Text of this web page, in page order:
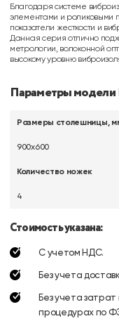
Благодаря системе
элементами и роликовыми
показатели жесткости и
Данная серия отлично
метрологии, волоконной
высокому уровню
Параметры
Размеры столешницы,
900х600
Количество ножек
4
Стоимость указана:
С учетом НДС.
Без учета
Без учета затрат
процедурах по